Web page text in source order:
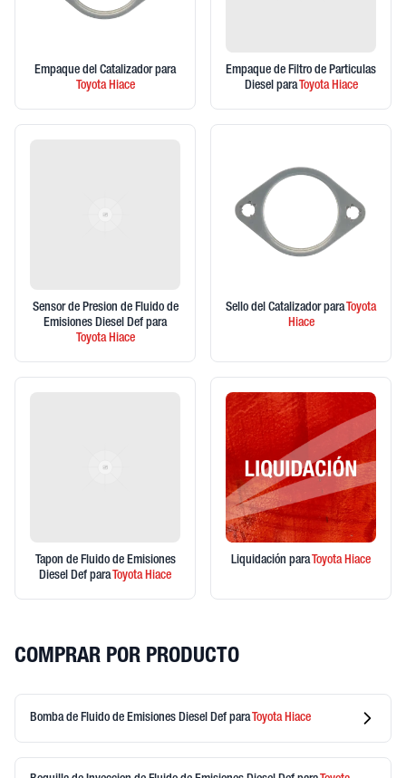
Empaque del Catalizador para
ToyotaHiace
Empaque de Filtro de Particulas
Diesel para ToyotaHiace
Sensor de Presion de Fluido de
Emisiones Diesel Def para
ToyotaHiace
Sello del Catalizador para Toyota
Hiace
Tapon de Fluido de Emisiones
Diesel Def para ToyotaHiace
Liquidación para ToyotaHiace
COMPRAR POR PRODUCTO
Bomba de Fluido de Emisiones Diesel Def paraToyotaHiace